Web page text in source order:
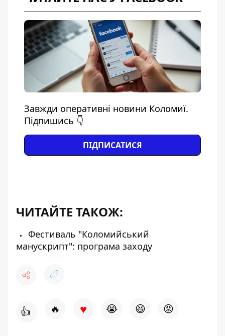
Завжди оперативні новини Коломиї.
Підпишись 👇
ПІДПИСАТИСЯ
ЧИТАЙТЕ ТАКОЖ:
Фестиваль "Коломийський
манускрипт": програма заходу
👍 🔥 ♥ 😭 😆 😡